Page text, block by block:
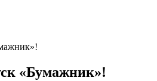
«Бумажник»!